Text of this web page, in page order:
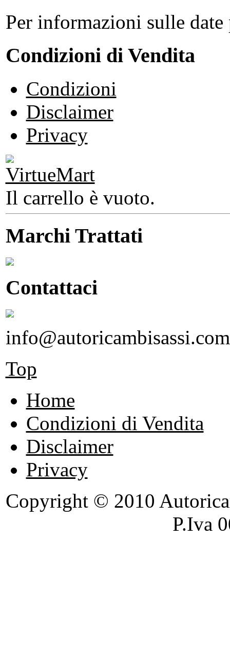
Per informazioni sulle
Condizioni di Vendita
Condizioni
Disclaimer
Privacy
Il carrello è vuoto.
Marchi Trattati
Contattaci
info@autoricambisassi.com
Top
Home
Condizioni di Vendita
Disclaimer
Privacy
Copyright © 2010
P.Iva